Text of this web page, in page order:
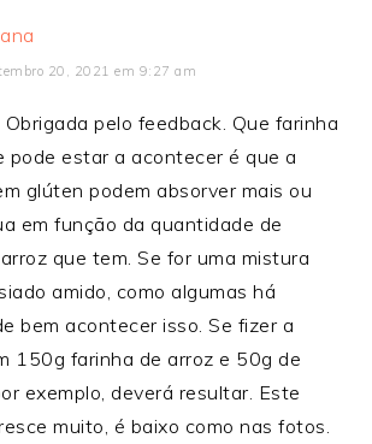
20, 2021 em 9:27 am
Obrigada pelo feedback. Que farinha
pode estar a acontecer é que a
glúten podem absorver mais ou
em função da quantidade de
que tem. Se for uma mistura
amido, como algumas há
bem acontecer isso. Se fizer a
150g farinha de arroz e 50g de
exemplo, deverá resultar. Este
muito, é baixo como nas fotos.